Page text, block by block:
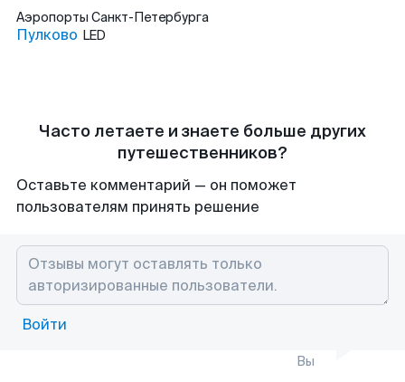
Аэропорты Санкт-Петербурга
Пулково LED
Часто летаете и знаете больше других
путешественников?
Оставьте комментарий — он поможет
пользователям принять решение
Войти
Вы